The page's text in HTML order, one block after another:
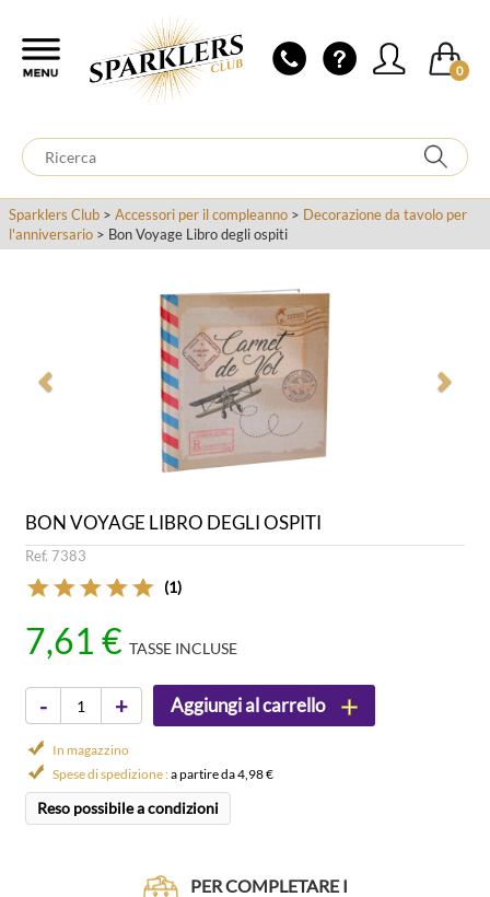
0
Sparklers Club > Accessori per il compleanno > Decorazione da tavolo per
l'anniversario > Bon Voyage Libro degli ospiti
Previous Next
BON VOYAGE LIBRO DEGLI OSPITI
Ref. 7383
(1)
7,61 € TASSE INCLUSE
- + Aggiungi al carrello
In magazzino
Spese di spedizione :a partire da 4,98 €
Reso possibile a condizioni
PER COMPLETARE I